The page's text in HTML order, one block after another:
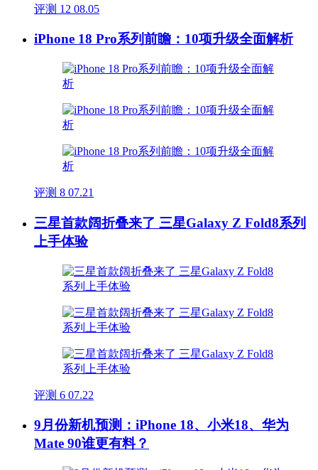
评测 12 08.05
iPhone 18 Pro系列前瞻：10项升级全面解析
评测 8 07.21
三星首款阔折叠来了 三星Galaxy Z Fold8系列
上手体验
评测 6 07.22
9月份新机预测：iPhone 18、小米18、华为
Mate 90谁更有料？